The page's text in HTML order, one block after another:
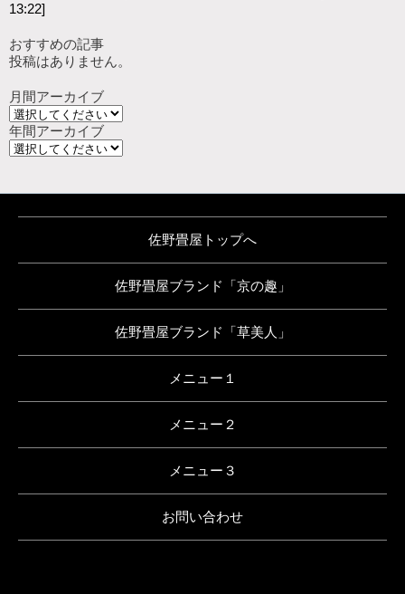
13:22]
おすすめの記事
投稿はありません。
月間アーカイブ
年間アーカイブ
佐野畳屋トップへ
佐野畳屋ブランド「京の趣」
佐野畳屋ブランド「草美人」
メニュー１
メニュー２
メニュー３
お問い合わせ